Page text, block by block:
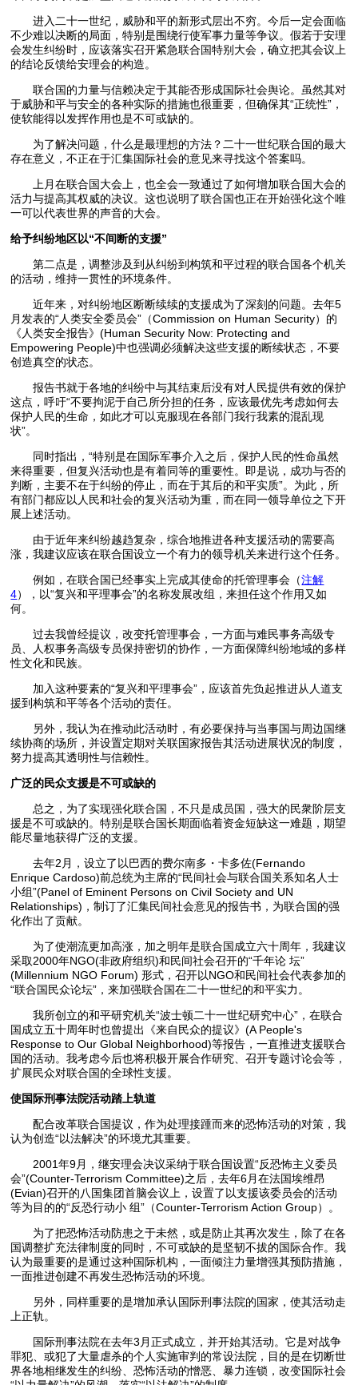
进入二十一世纪，威胁和平的新形式层出不穷。今后一定会面临
不少难以决断的局面，特别是围绕行使军事力量等争议。假若于安理
会发生纠纷时，应该落实召开紧急联合国特别大会，确立把其会议上
的结论反馈给安理会的构造。
联合国的力量与信赖决定于其能否形成国际社会舆论。虽然其对
于威胁和平与安全的各种实际的措施也很重要，但确保其“正统性”，
使软能得以发挥作用也是不可或缺的。
为了解决问题，什么是最理想的方法？二十一世纪联合国的最大
存在意义，不正在于汇集国际社会的意见来寻找这个答案吗。
上月在联合国大会上，也全会一致通过了如何增加联合国大会的
活力与提高其权威的决议。这也说明了联合国也正在开始强化这个唯
一可以代表世界的声音的大会。
给予纠纷地区以“不间断的支援”
第二点是，调整涉及到从纠纷到构筑和平过程的联合国各个机关
的活动，维持一贯性的环境条件。
近年来，对纠纷地区断断续续的支援成为了深刻的问题。去年5
月发表的“人类安全委员会”（Commission on Human Security）的
《人类安全报告》(Human Security Now: Protecting and
Empowering People)中也强调必须解决这些支援的断续状态，不要
创造真空的状态。
报告书就于各地的纠纷中与其结束后没有对人民提供有效的保护
这点，呼吁“不要拘泥于自己所分担的任务，应该最优先考虑如何去
保护人民的生命，如此才可以克服现在各部门我行我素的混乱现
状”。
同时指出，“特别是在国际军事介入之后，保护人民的性命虽然
来得重要，但复兴活动也是有着同等的重要性。即是说，成功与否的
判断，主要不在于纠纷的停止，而在于其后的和平实质”。为此，所
有部门都应以人民和社会的复兴活动为重，而在同一领导单位之下开
展上述活动。
由于近年来纠纷越趋复杂，综合地推进各种支援活动的需要高
涨，我建议应该在联合国设立一个有力的领导机关来进行这个任务。
例如，在联合国已经事实上完成其使命的托管理事会（注解
4），以“复兴和平理事会”的名称发展改组，来担任这个作用又如
何。
过去我曾经提议，改变托管理事会，一方面与难民事务高级专
员、人权事务高级专员保持密切的协作，一方面保障纠纷地域的多样
性文化和民族。
加入这种要素的“复兴和平理事会”，应该首先负起推进从人道支
援到构筑和平等各个活动的责任。
另外，我认为在推动此活动时，有必要保持与当事国与周边国继
续协商的场所，并设置定期对关联国家报告其活动进展状况的制度，
努力提高其透明性与信赖性。
广泛的民众支援是不可或缺的
总之，为了实现强化联合国，不只是成员国，强大的民衆阶层支
援是不可或缺的。特别是联合国长期面临着资金短缺这一难题，期望
能尽量地获得广泛的支援。
去年2月，设立了以巴西的费尔南多・卡多佐(Fernando
Enrique Cardoso)前总统为主席的“民间社会与联合国关系知名人士
小组”(Panel of Eminent Persons on Civil Society and UN
Relationships)，制订了汇集民间社会意见的报告书，为联合国的强
化作出了贡献。
为了使潮流更加高涨，加之明年是联合国成立六十周年，我建议
采取2000年NGO(非政府组织)和民间社会召开的“千年论 坛”
(Millennium NGO Forum) 形式，召开以NGO和民间社会代表参加的
“联合国民众论坛”，来加强联合国在二十一世纪的和平实力。
我所创立的和平研究机关“波士顿二十一世纪研究中心”，在联合
国成立五十周年时也曾提出《来自民众的提议》(A People's
Response to Our Global Neighborhood)等报告，一直推进支援联合
国的活动。我考虑今后也将积极开展合作研究、召开专题讨论会等，
扩展民众对联合国的全球性支援。
使国际刑事法院活动踏上轨道
配合改革联合国提议，作为处理接踵而来的恐怖活动的对策，我
认为创造“以法解决”的环境尤其重要。
2001年9月，继安理会决议采纳于联合国设置“反恐怖主义委员
会”(Counter-Terrorism Committee)之后，去年6月在法国埃维昂
(Evian)召开的八国集团首脑会议上，设置了以支援该委员会的活动
等为目的的“反恐行动小 组”（Counter-Terrorism Action Group）。
为了把恐怖活动防患之于未然，或是防止其再次发生，除了在各
国调整扩充法律制度的同时，不可或缺的是坚韧不拔的国际合作。我
认为最重要的是通过这种国际机构，一面倾注力量增强其预防措施，
一面推进创建不再发生恐怖活动的环境。
另外，同样重要的是增加承认国际刑事法院的国家，使其活动走
上正轨。
国际刑事法院在去年3月正式成立，并开始其活动。它是对战争
罪犯、或犯了大量虐杀的个人实施审判的常设法院，目的是在切断世
界各地相继发生的纠纷、恐怖活动的憎恶、暴力连锁，改变国际社会